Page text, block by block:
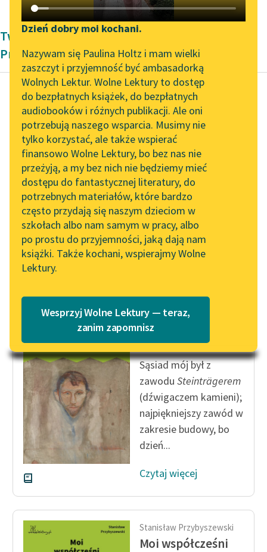
Katalog DAISY
Podkasty o książkach
Zgłoś brak utworu
Aktualności
„Prokurator Alicja Horn”
do słuchania
Byliśmy częścią AI Impact
Lab
Zapraszamy na spotkanie
online z tłumaczkami
literatury skandynawskiej
Spotkanie z Katarzyną
Tunkiel w Oslo
102. lata temu zmarł
Joseph Conrad
Lektury szkolne i klasyka
literatury do słuchania dla
uczennic i uczniów z
niepełnosprawnościami
E-kolekcja lektur
szkolnych i literatury do
słuchania dla uczennic i
uczniów z
niepełnosprawnościami
Feministyczne inspiracje.
feministycznej
Ręce pełne poezji
Narzędzia
Mapa Wolnych Lektur
Leśmianator
Przewodnik dla piszących i
czytających
API
OAI-PMH
Widget Wolnych Lektur
Przypisy
Katalog w formacie PDF
Dzień dobry moi kochani.
Nazywam się Paulina Holtz i mam wielki
zaszczyt i przyjemność być ambasadorką
Wolnych Lektur. Wolne Lektury to dostęp
do bezpłatnych książek, do bezpłatnych
audiobooków i różnych publikacji. Ale oni
potrzebują naszego wsparcia. Musimy nie
tylko korzystać, ale także wspierać
finansowo Wolne Lektury, bo bez nas nie
przeżyją, a my bez nich nie będziemy mieć
dostępu do fantastycznej literatury, do
potrzebnych materiałów, które bardzo
często przydają się naszym dzieciom w
szkołach albo nam samym w pracy, albo
po prostu do przyjemności, jaką dają nam
książki. Także kochani, wspierajmy Wolne
Lektury.
Wesprzyj Wolne Lektury — teraz,
zanim zapomnisz
Twórczość Modernizm Stanisława
Przybyszewskiego
Stanisław Przybyszewski
Moi współcześni
A pani Laura była
energiczna, nie
pozwalała go okradać i
oszukiwać, ubóstwiała
swego Olinkę, a...
Czytaj więcej
Stanisław Przybyszewski
Moi współcześni
Sąsiad mój był z
zawodu Steinträgerem
(dźwigaczem kamieni);
najpiękniejszy zawód w
zakresie budowy, bo
dzień...
Czytaj więcej
Stanisław Przybyszewski
Moi współcześni